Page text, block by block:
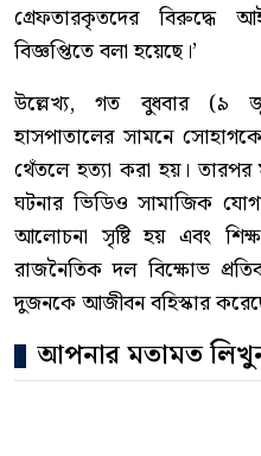
গ্রেফতারকৃতদের বিরুদ্ধে
বিজ্ঞপ্তিতে বলা হয়েছে।’
উল্লেখ্য, গত বুধবার (৯
হাসপাতালের সামনে
থেঁতলে হত্যা করা হয়।
ঘটনার ভিডিও সামাজিক
আলোচনা সৃষ্টি হয় এবং শিক্ষা
রাজনৈতিক দল বিক্ষোভ
দুজনকে আজীবন বহিস্কার
আপনার মতামত